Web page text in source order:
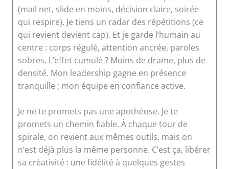
(mail net, slide en moins, décision claire, soirée
qui respire). Je tiens un radar des répétitions (ce
qui revient devient cap). Et je garde l’humain au
centre : corps régulé, attention ancrée, paroles
sobres. L’effet cumulé ? Moins de drame, plus de
densité. Mon leadership gagne en présence
tranquille ; mon équipe en confiance active.
Je ne te promets pas une apothéose. Je te
promets un chemin fiable. À chaque tour de
spirale, on revient aux mêmes outils, mais on
n’est déjà plus la même personne. C’est ça, libérer
sa créativité : une fidélité à quelques gestes